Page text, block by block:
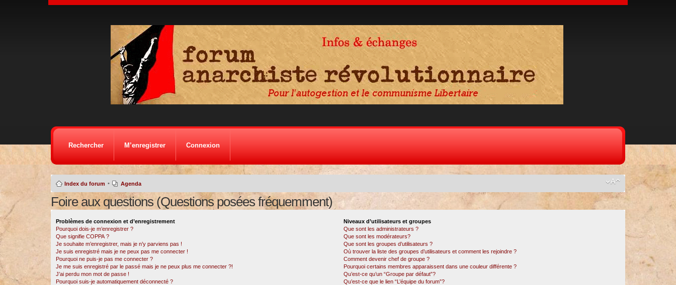
Rechercher M’enregistrer Connexion
Index du forum • Agenda
Foire aux questions (Questions posées fréquemment)
Problèmes de connexion et d’enregistrement
Pourquoi dois-je m’enregistrer ?
Que signifie COPPA ?
Je souhaite m’enregistrer, mais je n’y parviens pas !
Je suis enregistré mais je ne peux pas me connecter !
Pourquoi ne puis-je pas me connecter ?
Je me suis enregistré par le passé mais je ne peux plus me connecter ?!
J’ai perdu mon mot de passe !
Pourquoi suis-je automatiquement déconnecté ?
Niveaux d’utilisateurs et groupes
Que sont les administrateurs ?
Que sont les modérateurs?
Que sont les groupes d’utilisateurs ?
Où trouver la liste des groupes d’utilisateurs et comment les rejoindre ?
Comment devenir chef de groupe ?
Pourquoi certains membres apparaissent dans une couleur différente ?
Qu’est-ce qu’un “Groupe par défaut”?
Qu’est-ce que le lien “L’équipe du forum”?